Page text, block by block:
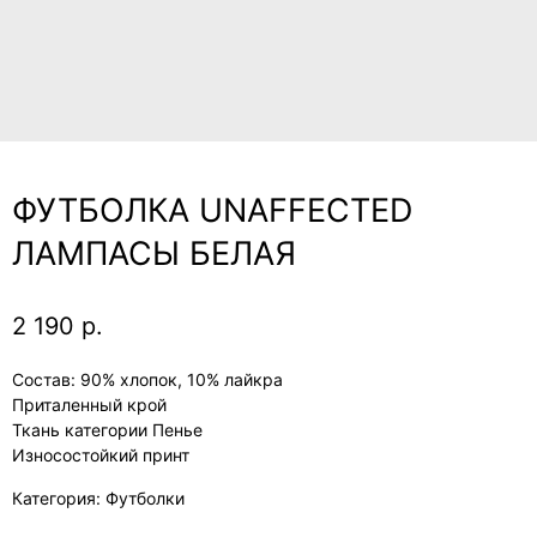
ФУТБОЛКА UNAFFECTED
ЛАМПАСЫ БЕЛАЯ
2 190 р.
Состав: 90% хлопок, 10% лайкра
Приталенный крой
Ткань категории Пенье
Износостойкий принт
Категория: Футболки